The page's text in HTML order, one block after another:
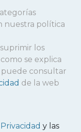
nuestra política
los
se explica
puede consultar
de la web
y las